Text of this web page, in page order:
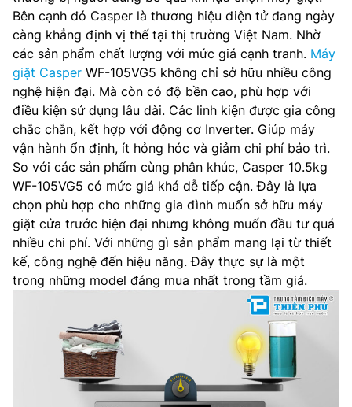
Bên cạnh đó Casper là thương hiệu điện tử đang ngày
càng khẳng định vị thế tại thị trường Việt Nam. Nhờ
các sản phẩm chất lượng với mức giá cạnh tranh. Máy
giặt Casper WF-105VG5 không chỉ sở hữu nhiều công
nghệ hiện đại. Mà còn có độ bền cao, phù hợp với
điều kiện sử dụng lâu dài. Các linh kiện được gia công
chắc chắn, kết hợp với động cơ Inverter. Giúp máy
vận hành ổn định, ít hỏng hóc và giảm chi phí bảo trì.
So với các sản phẩm cùng phân khúc, Casper 10.5kg
WF-105VG5 có mức giá khá dễ tiếp cận. Đây là lựa
chọn phù hợp cho những gia đình muốn sở hữu máy
giặt cửa trước hiện đại nhưng không muốn đầu tư quá
nhiều chi phí. Với những gì sản phẩm mang lại từ thiết
kế, công nghệ đến hiệu năng. Đây thực sự là một
trong những model đáng mua nhất trong tầm giá.